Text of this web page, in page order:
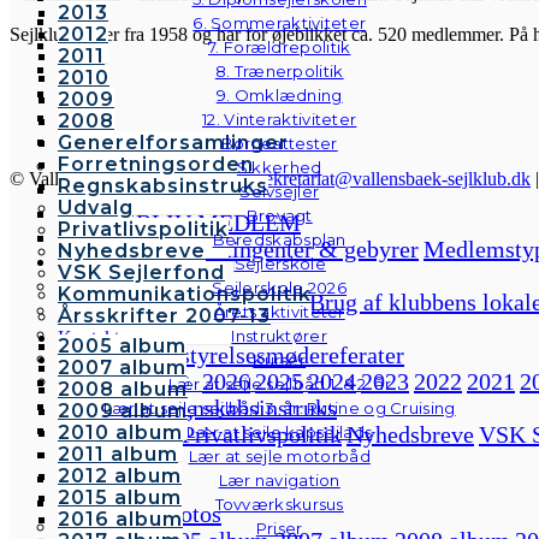
6. Sommeraktiviteter
7. Forældrepolitik
8. Trænerpolitik
9. Omklædning
12. Vinteraktiviteter
Børneattester
Sikkerhed
Selvsejler
Brovagt
Beredskabsplan
Sejlerskole
Sejlerskole 2026
Årets aktiviteter
Instruktører
Kurser
Lær at sejle sejlbåd 1. & 2. år
Lær at sejle sejlbåd 3. år: Rutine og Cruising
Lær at sejle kapsejlads
Lær at sejle motorbåd
Lær navigation
Tovværkskursus
Priser
2013
2012
2011
2010
2009
2008
Generelforsamlinger
Forretningsorden
Regnskabsinstruks
Udvalg
Privatlivspolitik
Nyhedsbreve
VSK Sejlerfond
Kommunikationspolitik
Årsskrifter 2007-13
Kontakt
Galleri
Andre fotos
2005 album
2007 album
2008 album
2009 album
2010 album
2011 album
2012 album
2015 album
2016 album
Sejlklubben er fra 1958 og har for øjeblikket ca. 520 medlemmer.
© Vallensbæk Sejlklub | E-mail:sekretariat@vallensbaek-sejlklub.dk |
Forside
BLIV MEDLEM
Kontingenter & gebyrer
Om klubben
Velkommen til VSKBrug af klubbens
Bestyrelsen
Bestyrelsesmødereferater
2026202520242023 2022 2021
Regnskabsinstruks
UdvalgPrivatlivspolitikNyhedsbreveVSK
Kontakt
Galleri
Andre fotos